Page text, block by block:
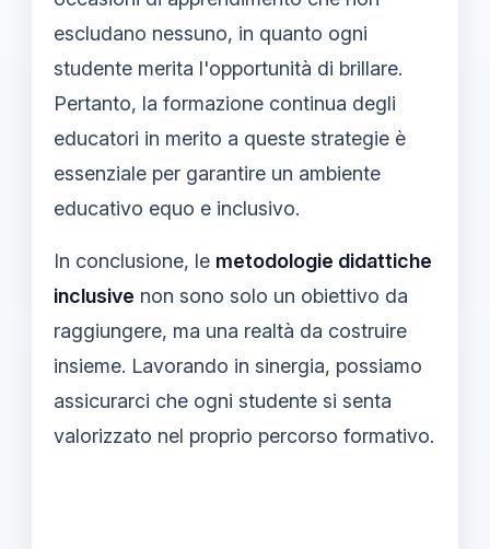
escludano nessuno, in quanto ogni
studente merita l'opportunità di brillare.
Pertanto, la formazione continua degli
educatori in merito a queste strategie è
essenziale per garantire un ambiente
educativo equo e inclusivo.
In conclusione, le metodologie didattiche
inclusive non sono solo un obiettivo da
raggiungere, ma una realtà da costruire
insieme. Lavorando in sinergia, possiamo
assicurarci che ogni studente si senta
valorizzato nel proprio percorso formativo.